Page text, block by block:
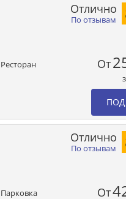
Ресторан
По отзывам
Отлично
От
Парковка
По отзывам
Отлично
От